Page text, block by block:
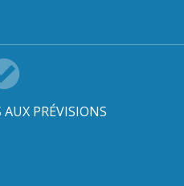
PRÉVISIONS